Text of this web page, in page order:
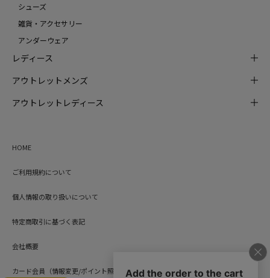
シューズ
雑貨・アクセサリー
アンダーウェア
レディース
アウトレットメンズ
アウトレットレディース
HOME
ご利用規約について
個人情報の取り扱いについて
特定商取引に基づく表記
会社概要
カード会員（情報変更/ポイント照会）